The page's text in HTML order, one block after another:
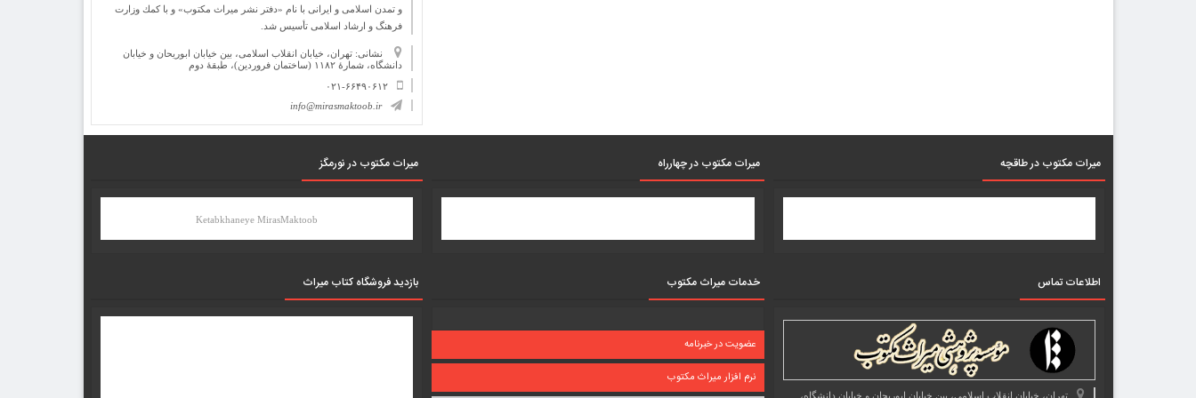
و تمدن اسلامی و ایرانی با نام «دفتر نشر میراث مكتوب» و با كمك وزارت
فرهنگ و ارشاد اسلامی تأسیس شد.
نشانی: تهران، خیابان انقلاب اسلامی، بین خیابان ابوریحان و خیابان
دانشگاه، شمارۀ ۱۱۸۲ (ساختمان فروردین)، طبقۀ دوم
۰۲۱-۶۶۴۹۰۶۱۲
info@mirasmaktoob.ir
میرات مکتوب در طاقچه
اطلاعات تماس
تهران، خیابان انقلاب اسلامی، بین خیابان ابوریحان و خیابان دانشگاه،
میرات مکتوب در چهارراه
خدمات میراث مکتوب
عضویت در خبرنامه
نرم افزار میراث مکتوب
میرات مکتوب در نورمگز
Ketabkhaneye MirasMaktoob
بازدید فروشگاه کتاب میراث